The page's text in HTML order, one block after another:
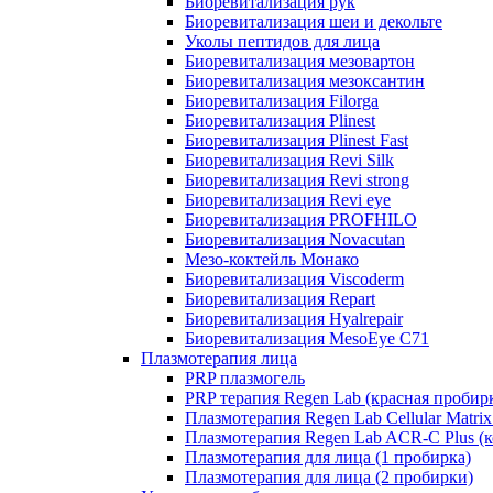
Биоревитализация шеи и декольте
Уколы пептидов для лица
Биоревитализация мезовартон
Биоревитализация мезоксантин
Биоревитализация Filorga
Биоревитализация Plinest
Биоревитализация Plinest Fast
Биоревитализация Revi Silk
Биоревитализация Revi strong
Биоревитализация Revi eye
Биоревитализация PROFHILO
Биоревитализация Novacutan
Мезо-коктейль Монако
Биоревитализация Viscoderm
Биоревитализация Repart
Биоревитализация Hyalrepair
Биоревитализация MesoEye C71
Плазмотерапия лица
PRP плазмогель
PRP терапия Regen Lab (красная
Плазмотерапия Regen Lab Cellular
Плазмотерапия Regen Lab ACR-C Plus
Плазмотерапия для лица (1 пробирка)
Плазмотерапия для лица (2 пробирки)